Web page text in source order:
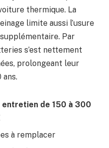
thermique. La
limite aussi l’usure
Par
s’est nettement
prolongeant leur
ans.
de 150 à 300
à remplacer